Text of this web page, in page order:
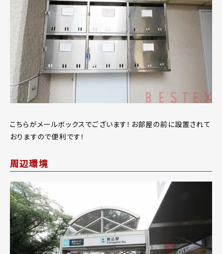
こちらがメールボックスでございます！お部屋の前に設置されて
おりますので便利です！
周辺環境